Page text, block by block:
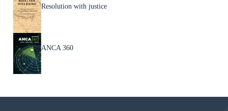
Resolution with justice
ANCA 360